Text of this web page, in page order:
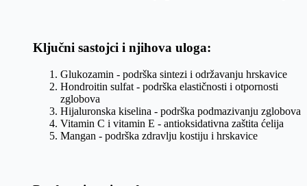
Ključni sastojci i njihova uloga:
Glukozamin - podrška sintezi i održavanju hrskavice
Hondroitin sulfat - podrška elastičnosti i otpornosti
zglobova
Hijaluronska kiselina - podrška podmazivanju zglobova
Vitamin C i vitamin E - antioksidativna zaštita ćelija
Mangan - podrška zdravlju kostiju i hrskavice